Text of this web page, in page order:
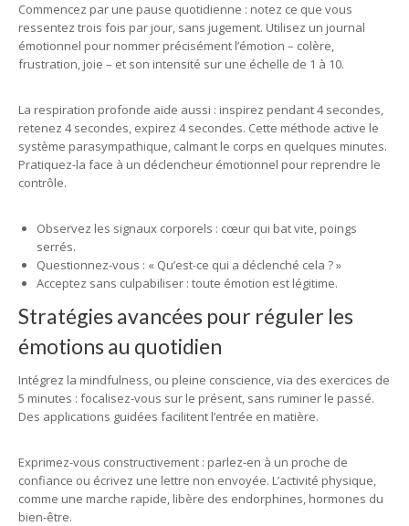
Commencez par une pause quotidienne : notez ce que vous
ressentez trois fois par jour, sans jugement. Utilisez un journal
émotionnel pour nommer précisément l’émotion – colère,
frustration, joie – et son intensité sur une échelle de 1 à 10.
La respiration profonde aide aussi : inspirez pendant 4 secondes,
retenez 4 secondes, expirez 4 secondes. Cette méthode active le
système parasympathique, calmant le corps en quelques minutes.
Pratiquez-la face à un déclencheur émotionnel pour reprendre le
contrôle.
Observez les signaux corporels : cœur qui bat vite, poings
serrés.
Questionnez-vous : « Qu’est-ce qui a déclenché cela ? »
Acceptez sans culpabiliser : toute émotion est légitime.
Stratégies avancées pour réguler les
émotions au quotidien
Intégrez la mindfulness, ou pleine conscience, via des exercices de
5 minutes : focalisez-vous sur le présent, sans ruminer le passé.
Des applications guidées facilitent l’entrée en matière.
Exprimez-vous constructivement : parlez-en à un proche de
confiance ou écrivez une lettre non envoyée. L’activité physique,
comme une marche rapide, libère des endorphines, hormones du
bien-être.